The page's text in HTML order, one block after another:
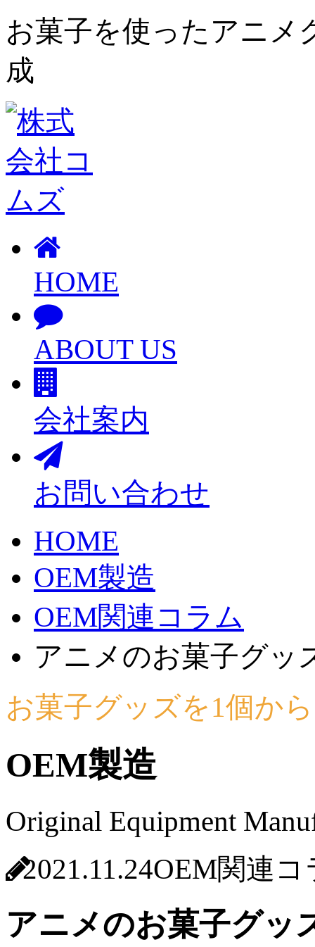
お菓子を使ったアニメ
成
HOME
ABOUT US
会社案内
お問い合わせ
HOME
OEM製造
OEM関連コラム
アニメのお菓子グッ
お菓子グッズを1個から
OEM製造
Original Equipment
2021.11.24OEM関連コ
アニメのお菓子グッ